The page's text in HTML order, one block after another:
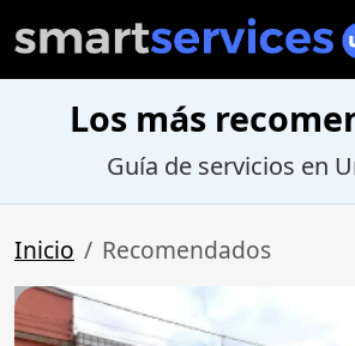
Los más
Guía de servicios en
Inicio Recomendados